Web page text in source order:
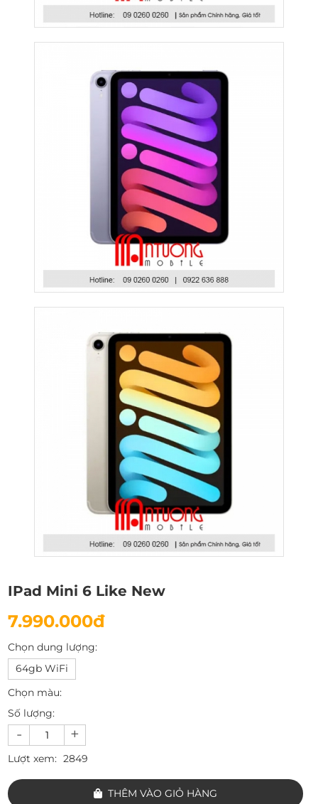
IPad Mini 6 Like New
7.990.000đ
Chọn dung lượng:
64gb WiFi
Chọn màu:
Số lượng:
- +
Lượt xem: 2849
THÊM VÀO GIỎ HÀNG